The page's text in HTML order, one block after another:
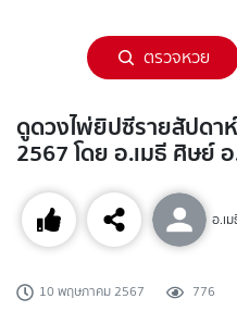
ตรวจหวย
ดูดวงไพ่ยิปซีรายสัปดา
2567 โดย อ.เมธี ศิษย์
อ.เ
10 พฤษภาคม 2567 776